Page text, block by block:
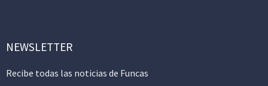
NEWSLETTER
Recibe todas las noticias de Funcas